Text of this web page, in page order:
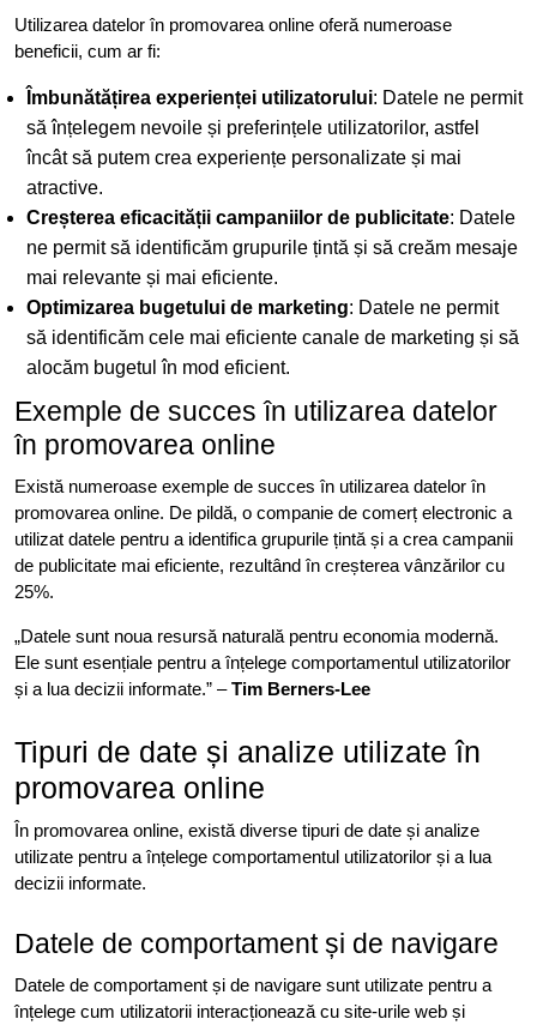
Utilizarea datelor în promovarea online oferă numeroase
beneficii, cum ar fi:
Îmbunătățirea experienței utilizatorului: Datele ne permit
să înțelegem nevoile și preferințele utilizatorilor, astfel
încât să putem crea experiențe personalizate și mai
atractive.
Creșterea eficacității campaniilor de publicitate: Datele
ne permit să identificăm grupurile țintă și să creăm mesaje
mai relevante și mai eficiente.
Optimizarea bugetului de marketing: Datele ne permit
să identificăm cele mai eficiente canale de marketing și să
alocăm bugetul în mod eficient.
Exemple de succes în utilizarea datelor
în promovarea online
Există numeroase exemple de succes în utilizarea datelor în
promovarea online. De pildă, o companie de comerț electronic a
utilizat datele pentru a identifica grupurile țintă și a crea campanii
de publicitate mai eficiente, rezultând în creșterea vânzărilor cu
25%.
„Datele sunt noua resursă naturală pentru economia modernă.
Ele sunt esențiale pentru a înțelege comportamentul utilizatorilor
și a lua decizii informate.” –Tim Berners-Lee
Tipuri de date și analize utilizate în
promovarea online
În promovarea online, există diverse tipuri de date și analize
utilizate pentru a înțelege comportamentul utilizatorilor și a lua
decizii informate.
Datele de comportament și de navigare
Datele de comportament și de navigare sunt utilizate pentru a
înțelege cum utilizatorii interacționează cu site-urile web și